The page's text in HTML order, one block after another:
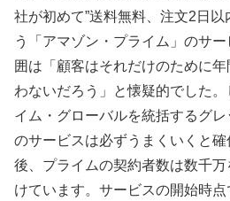
社が初めて”送料無料、注文2日以
う「アマゾン・ プライム」のサ
囲は「 顧客はそれだけのために
わないだろう」
と懐疑的でした
イム・ グローバルを統括するグ
のサービスは必ずうまくいくと
後、 プライムの契約者数は数千
けています。 サービスの開始時